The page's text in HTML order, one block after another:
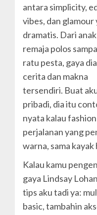
antara simplicity,
vibes, dan glamour
dramatis. Dari anak
remaja polos
ratu pesta, gaya
cerita dan makna
tersendiri. Buat
pribadi, dia itu
nyata kalau
perjalanan yang
warna, sama kayak
Kalau kamu
gaya Lindsay
tips aku tadi ya:
basic, tambahin